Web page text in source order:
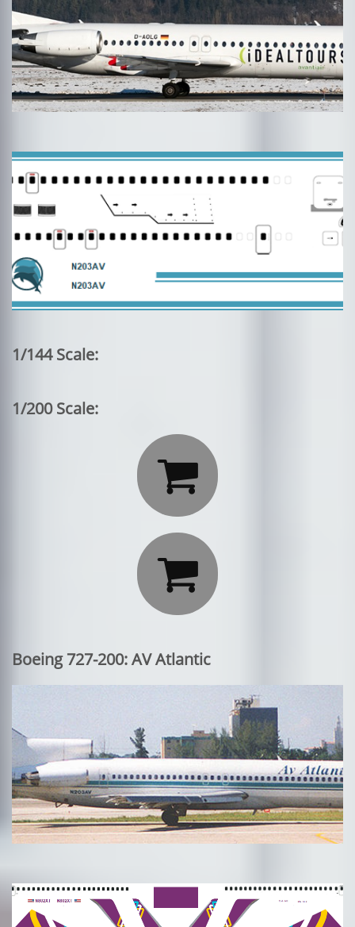
1/144 Scale:
1/200 Scale:


Boeing 727-200: AV Atlantic